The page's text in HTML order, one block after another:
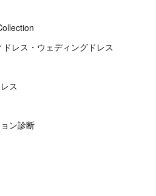
レス・ウェディングドレス
ス
ン診断